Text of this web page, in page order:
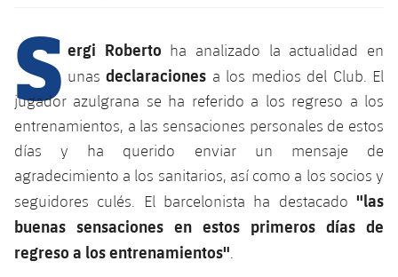
plusicon
más
Instalaciones
Spotify Camp Nou
Palau Blaugrana
Estadi Johan Cruyff
SUB12
SUB11 A
SUB11 B
SUB10 A
SUB10 B
SUB13 B
SUB12 C
SUB11 C
Entradas
Gameday Shows
Resultados
Clasificación
Jugadores
Barça Atlètic
Junior
Cadete A
Cadete B
Infantil A
PLUSICON
MÁS
Primer Equipo
plusicon
más
Actualidad
Calendario
Entradas
Barça Atlètic
plusicon
más
Actualidad
Calendario
Base
plusicon
más
Actualidad
PLUSICON
MÁS
S ergi Roberto ha analizado la actualidad en
unasdeclaraciones a los medios del Club. El
jugador azulgrana se ha referido a los regreso a los
entrenamientos, a las sensaciones personales de estos
días y ha querido enviar un mensaje de
agradecimiento a los sanitarios, así como a los socios y
seguidores culés. El barcelonista ha destacado "las
buenas sensaciones en estos primeros días de
regreso a los entrenamientos"